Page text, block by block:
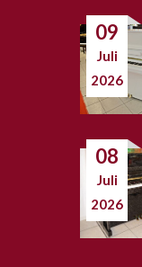
09
Juli
2026
08
Juli
2026